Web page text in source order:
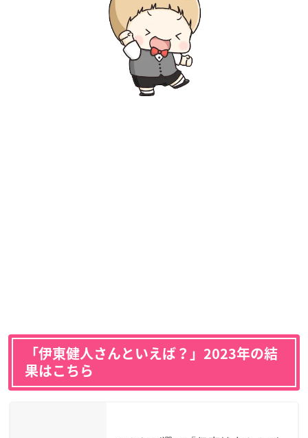
「伊東健人さんといえば？」2023年の結
果はこちら